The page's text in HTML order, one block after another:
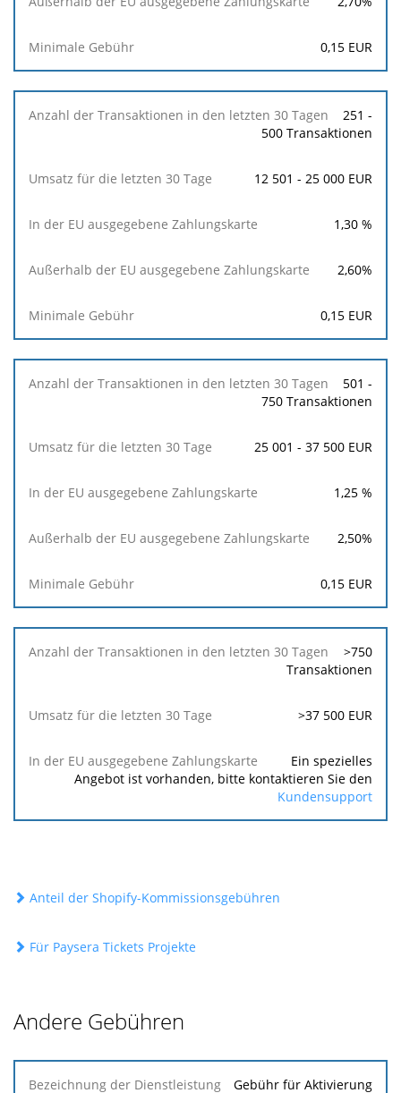
0,15 EUR
251 -
500 Transaktionen
12 501 - 25 000 EUR
1,30 %
2,60%
0,15 EUR
501 -
750 Transaktionen
25 001 - 37 500 EUR
1,25 %
2,50%
0,15 EUR
>750
Transaktionen
>37 500 EUR
Ein spezielles
Angebot ist vorhanden, bitte kontaktieren Sie den
Kundensupport
Anteil der Shopify-Kommissionsgebühren
Für Paysera Tickets Projekte
Andere Gebühren
Bezeichnung Gebühr für Aktivierung